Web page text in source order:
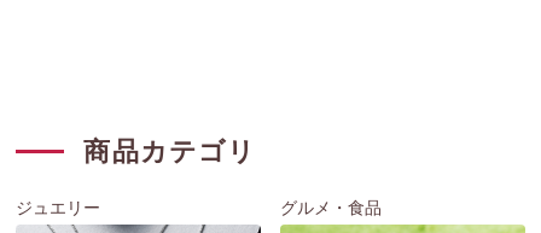
商品カテゴリ
ジュエリー グルメ・食品